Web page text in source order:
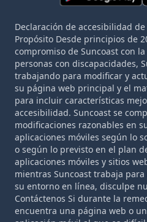
Declaración de accesibilidad
Propósito Desde principios de
compromiso de Suncoast con
personas con discapacidades,
trabajando para modificar y
su página web principal y el
para incluir características
accesibilidad. Suncoast se
modificaciones razonables en
aplicaciones móviles según lo
o según lo previsto en el plan
aplicaciones móviles y sitios
mientras Suncoast trabaja
su entorno en línea, disculpe
Contáctenos Si durante la
encuentra una página web o